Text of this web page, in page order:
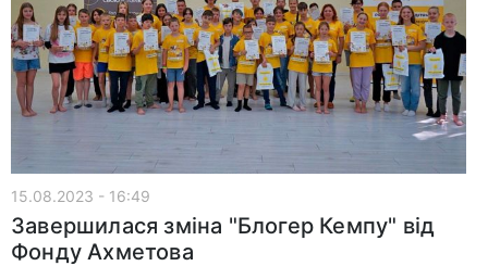
15.08.2023 - 16:49
Завершилася зміна "Блогер Кемпу" від
Фонду Ахметова